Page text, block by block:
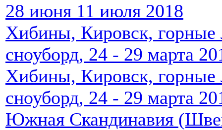
28 июня 11 июля 2018
Хибины, Кировск,
сноуборд, 24 - 29 марта
Хибины, Кировск,
сноуборд, 24 - 29 марта
Южная Скандинавия